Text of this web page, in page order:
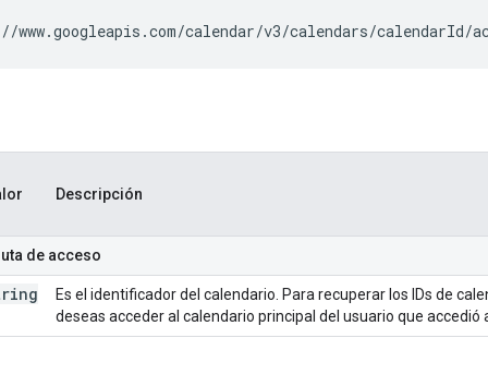
www.googleapis.com/calendar/v3/calendars/calendarId/
Descripción
de acceso
Es el identificador del calendario. Para recuperar los IDs de
deseas acceder al calendario principal del usuario que